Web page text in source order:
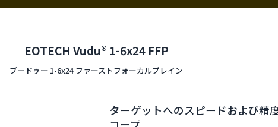
EOTECH Vudu® 1-6x24 FFP
ブードゥー 1-6x24 ファーストフォーカルプレイン
ターゲットへのスピードおよび精